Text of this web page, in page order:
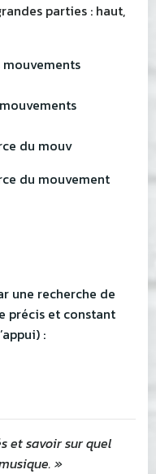
parties : haut,
du mouv
du mouvement
une recherche de
précis et constant
:
et savoir sur quel
»